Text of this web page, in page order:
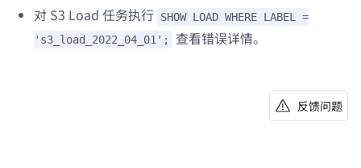
对 S3 Load 任务执行 SHOW LOAD WHERE LABEL =
's3_load_2022_04_01';
查看错误详情。
反馈问题